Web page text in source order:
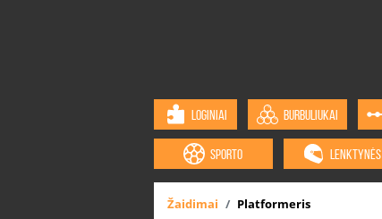
LOGINIAI BURBULIUKAI
SPORTO LENKTYNĖS
Žaidimai Platformeris